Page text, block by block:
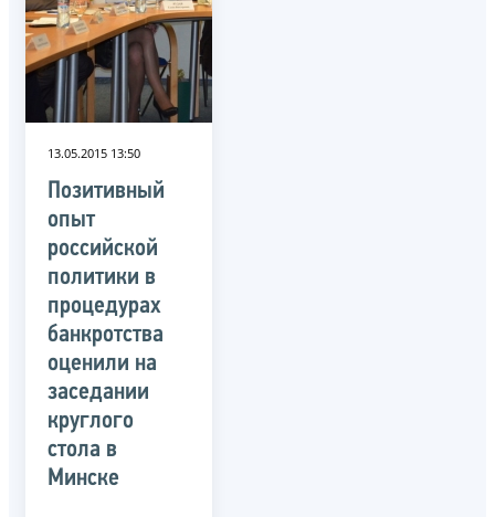
13.05.2015 13:50
Позитивный
опыт
российской
политики в
процедурах
банкротства
оценили на
заседании
круглого
стола в
Минске